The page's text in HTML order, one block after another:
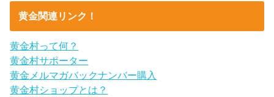
黄金関連リンク！
黄金村って何？
黄金村サポーター
黄金メルマガバックナンバー購入
黄金村ショップとは？